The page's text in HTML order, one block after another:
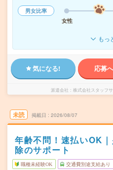
男女比率
女性
もっ
気になる! 応募
派遣会社 株式会社スタッフ
未読 掲載日 2026/08/07
年齢不問！速払いOK
除のサポート
職種未経験OK 交通費別途支給あり